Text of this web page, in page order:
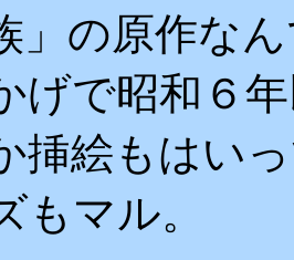
」の原作な
で昭和６
挿絵もはい
もマル。